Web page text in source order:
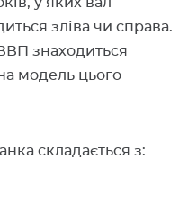
зліва чи справа.
знаходиться
модель цього
складається з: